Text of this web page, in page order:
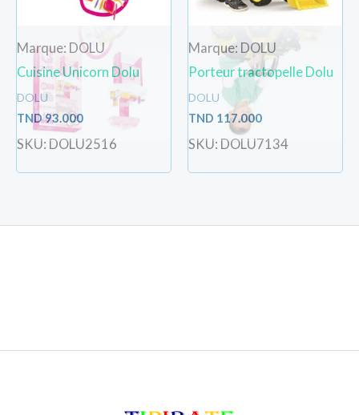
Marque: DOLU
Cuisine Unicorn Dolu
DOLU
TND93.000
SKU: DOLU2516
Marque: DOLU
Porteur tractopelle Dolu
DOLU
TND 117.000
SKU: DOLU7134